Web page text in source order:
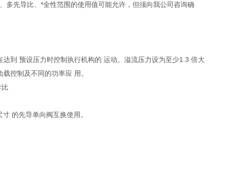
多先导比、*全性范围的使用值可能允许，但须向我公司咨询确
到 预设压力时控制执行机构的 运动。溢流压力设为至少1.3 倍大
控制及不同的功率应 用。
的先导单向阀互换使用。